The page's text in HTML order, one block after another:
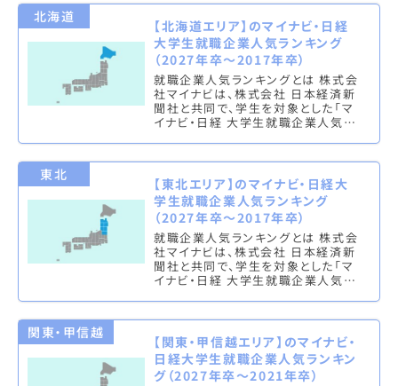
北海道
【北海道エリア】のマイナビ・日経
大学生就職企業人気ランキング
（2027年卒～2017年卒）
就職企業人気ランキングとは 株式会
社マイナビは、株式会社 日本経済新
聞社と共同で、学生を対象とした「マ
イナビ・日経 大学生就職企業人気ラ
東北
【東北エリア】のマイナビ・日経大
学生就職企業人気ランキング
（2027年卒～2017年卒）
就職企業人気ランキングとは 株式会
社マイナビは、株式会社 日本経済新
聞社と共同で、学生を対象とした「マ
イナビ・日経 大学生就職企業人気ラ
関東・甲信越
【関東・甲信越エリア】のマイナビ・
日経大学生就職企業人気ランキン
グ（2027年卒～2021年卒）